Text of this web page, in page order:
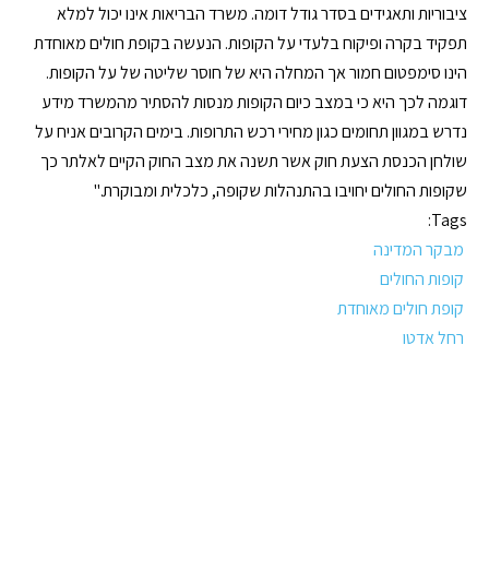
ציבוריות ותאגידים בסדר גודל דומה. משרד הבריאות אינו יכול למלא
תפקיד בקרה ופיקוח בלעדי על הקופות. הנעשה בקופת חולים מאוחדת
הינו סימפטום חמור אך המחלה היא של חוסר שליטה של על הקופות.
דוגמה לכך היא כי במצב כיום הקופות מנסות להסתיר מהמשרד מידע
נדרש במגוון תחומים כגון מחירי רכש התרופות. בימים הקרובים אניח על
שולחן הכנסת הצעת חוק אשר תשנה את מצב החוק הקיים לאלתר כך
שקופות החולים יחויבו בהתנהלות שקופה, כלכלית ומבוקרת."
Tags:
מבקר המדינה
קופות החולים
קופת חולים מאוחדת
רחל אדטו